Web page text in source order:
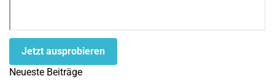
Jetzt ausprobieren
Neueste Beiträge